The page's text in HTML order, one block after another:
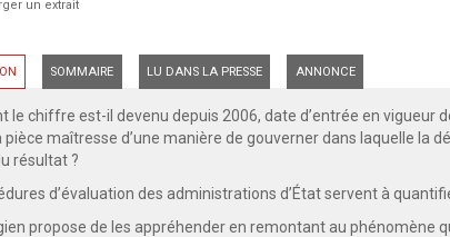
un extrait
SOMMAIRE LU DANS LA PRESSE ANNONCE
le chiffre est-il devenu depuis 2006, date d’entrée en vigueur
pièce maîtresse d’une manière de gouverner dans laquelle la
résultat ?
d’évaluation des administrations d’État servent à
propose de les appréhender en remontant au phénomène